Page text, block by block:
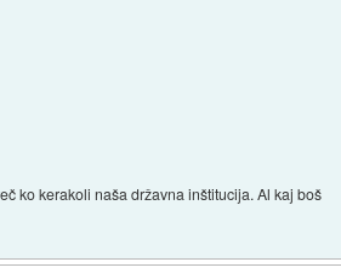
ko kerakoli naša državna inštitucija. Al kaj boš